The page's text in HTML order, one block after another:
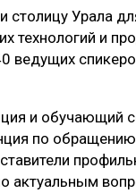
столицу Урала
технологий и
ведущих
и обучающий
по
актуальным